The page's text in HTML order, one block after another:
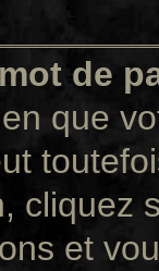
de
que
cliquez
et